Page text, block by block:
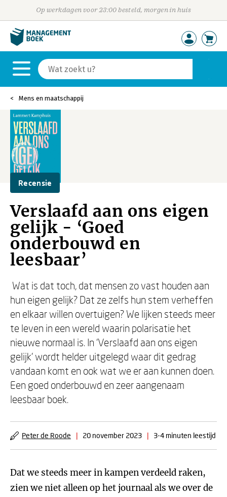
Op werkdagen voor 23:00 besteld, morgen in huis
Mens en maatschappij
Recensie
Verslaafd aan ons eigen
gelijk - ‘Goed
onderbouwd en
leesbaar’
Wat is dat toch, dat mensen zo vast houden aan
hun eigen gelijk? Dat ze zelfs hun stem verheffen
en elkaar willen overtuigen? We lijken steeds meer
te leven in een wereld waarin polarisatie het
nieuwe normaal is. In ‘Verslaafd aan ons eigen
gelijk’ wordt helder uitgelegd waar dit gedrag
vandaan komt en ook wat we er aan kunnen doen.
Een goed onderbouwd en zeer aangenaam
leesbaar boek.
Peter de Roode | 20 november 2023 | 3-4 minuten leestijd
Dat we steeds meer in kampen verdeeld raken,
zien we niet alleen op het journaal als we over de